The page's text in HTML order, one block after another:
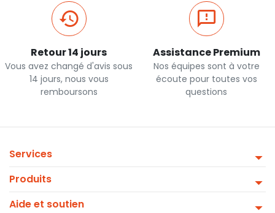
Retour 14 jours
Vous avez changé d'avis sous
14 jours, nous vous
remboursons
Assistance Premium
Nos équipes sont à votre
écoute pour toutes vos
questions
Services
Produits
Aide et soutien